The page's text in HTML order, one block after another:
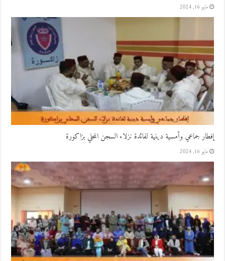
مايو 16, 2024
إفطار جماعي وأمسية دينية لفائدة نزلاء السجن المحلي بزاكورة
مايو 16, 2024